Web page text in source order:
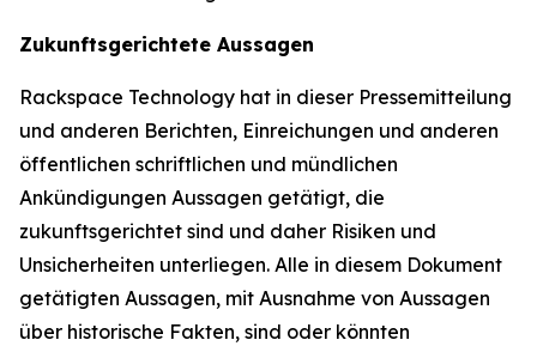
Zukunftsgerichtete Aussagen
Rackspace Technology hat in dieser Pressemitteilung
und anderen Berichten, Einreichungen und anderen
öffentlichen schriftlichen und mündlichen
Ankündigungen Aussagen getätigt, die
zukunftsgerichtet sind und daher Risiken und
Unsicherheiten unterliegen. Alle in diesem Dokument
getätigten Aussagen, mit Ausnahme von Aussagen
über historische Fakten, sind oder könnten